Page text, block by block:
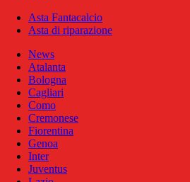
Asta Fantacalcio
Asta di riparazione
News
Atalanta
Bologna
Cagliari
Como
Cremonese
Fiorentina
Genoa
Inter
Juventus